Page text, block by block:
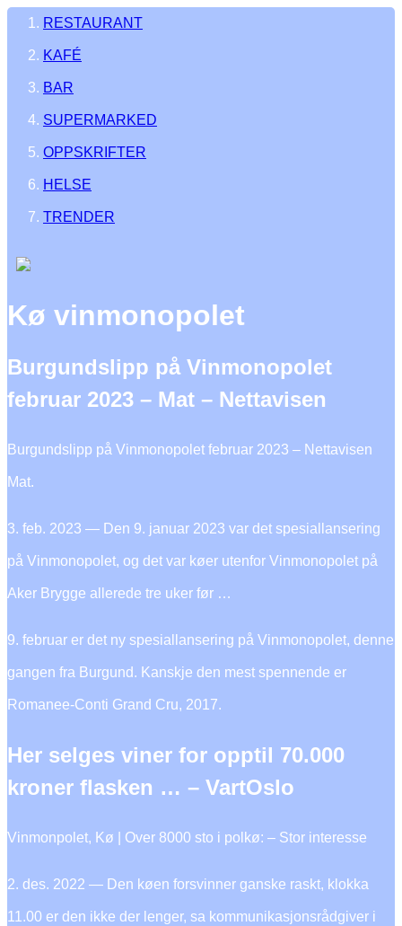
RESTAURANT
KAFÉ
BAR
SUPERMARKED
OPPSKRIFTER
HELSE
TRENDER
Kø vinmonopolet
Burgundslipp på Vinmonopolet
februar 2023 – Mat – Nettavisen
Burgundslipp på Vinmonopolet februar 2023 – Nettavisen
Mat.
3. feb. 2023 — Den 9. januar 2023 var det spesiallansering
på Vinmonopolet, og det var køer utenfor Vinmonopolet på
Aker Brygge allerede tre uker før …
9. februar er det ny spesiallansering på Vinmonopolet, denne
gangen fra Burgund. Kanskje den mest spennende er
Romanee-Conti Grand Cru, 2017.
Her selges viner for opptil 70.000
kroner flasken … – VartOslo
Vinmonpolet, Kø | Over 8000 sto i polkø: – Stor interesse
2. des. 2022 — Den køen forsvinner ganske raskt, klokka
11.00 er den ikke der lenger, sa kommunikasjonsrådgiver i